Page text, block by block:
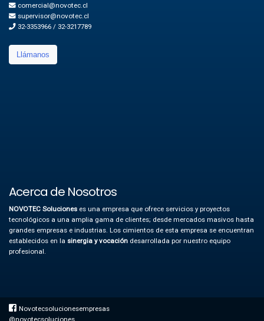
comercial@novotec.cl
supervisor@novotec.cl
32-3353966 / 32-3217789
Llámanos
Acerca de Nosotros
NOVOTEC Soluciones es una empresa que ofrece servicios y proyectos
tecnológicos a una amplia gama de clientes; desde mercados masivos hasta
grandes empresas e industrias. Los cimientos de esta empresa se encuentran
establecidos en la sinergia y vocación desarrollada por nuestro equipo
profesional.
Novotecsolucionesempresas
@novotecsoluciones